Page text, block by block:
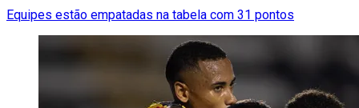
Equipes estão empatadas na tabela com 31 pontos